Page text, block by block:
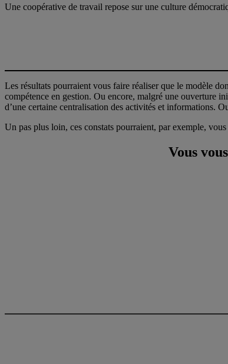
Une coopérative de travail repose sur une culture
Les résultats pourraient vous faire réaliser que le modèle
compétence en gestion. Ou encore, malgré une ouverture
d’une certaine centralisation des activités et informations.
Un pas plus loin, ces constats pourraient, par exemple,
Vous